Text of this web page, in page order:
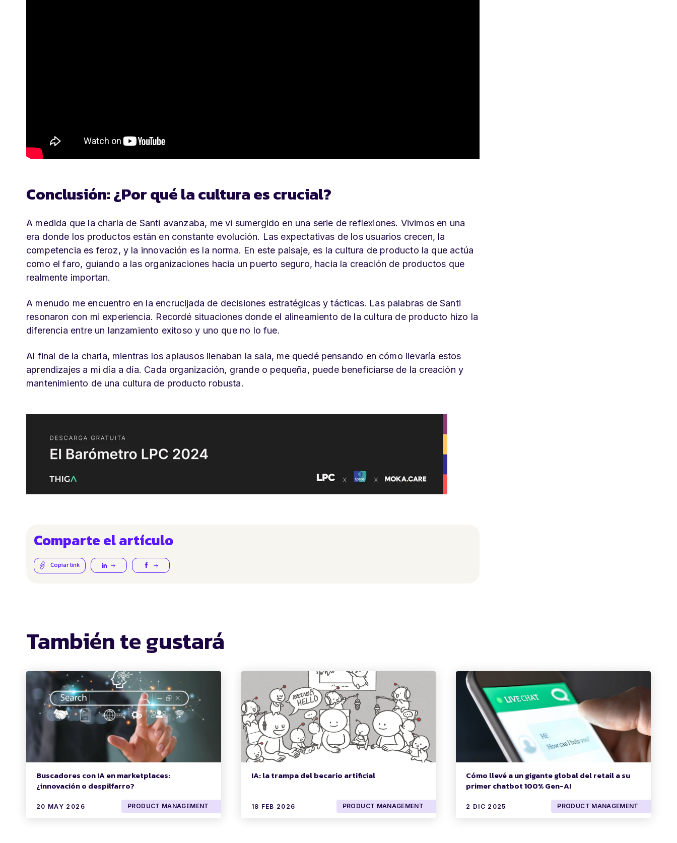
Conclusión: ¿Por qué la cultura es crucial?
A medida que la charla de Santi avanzaba, me vi sumergido en una serie de reflexiones. Vivimos en una
era donde los productos están en constante evolución. Las expectativas de los usuarios crecen, la
competencia es feroz, y la innovación es la norma. En este paisaje, es la cultura de producto la que actúa
como el faro, guiando a las organizaciones hacia un puerto seguro, hacia la creación de productos que
realmente importan.
A menudo me encuentro en la encrucijada de decisiones estratégicas y tácticas. Las palabras de Santi
resonaron con mi experiencia. Recordé situaciones donde el alineamiento de la cultura de producto hizo la
diferencia entre un lanzamiento exitoso y uno que no lo fue.
Al final de la charla, mientras los aplausos llenaban la sala, me quedé pensando en cómo llevaría estos
aprendizajes a mi día a día. Cada organización, grande o pequeña, puede beneficiarse de la creación y
mantenimiento de una cultura de producto robusta.
Comparte el artículo
Copiar link
También te gustará
Buscadores con IA en marketplaces:
¿innovación o despilfarro?
20 MAY 2026 PRODUCT MANAGEMENT
IA: la trampa del becario artificial
18 FEB 2026 PRODUCT MANAGEMENT
Cómo llevé a un gigante global del retail a su
primer chatbot 100% Gen-AI
2 DIC 2025 PRODUCT MANAGEMENT